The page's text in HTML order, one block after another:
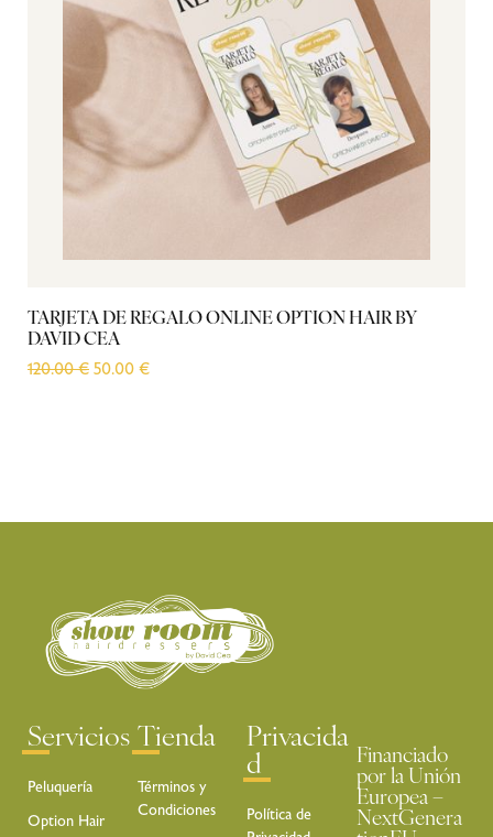
TARJETA DE REGALO ONLINE OPTION HAIR BY
DAVID CEA
120.00€ 50.00 €
Servicios
Peluquería
Option Hair
Tienda
Términos y
Condiciones
Privacida
d
Política de
Financiado
por la Unión
Europea –
NextGenera